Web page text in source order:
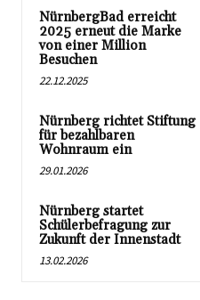
NürnbergBad erreicht
2025 erneut die Marke
von einer Million
Besuchen
22.12.2025
Nürnberg richtet Stiftung
für bezahlbaren
Wohnraum ein
29.01.2026
Nürnberg startet
Schülerbefragung zur
Zukunft der Innenstadt
13.02.2026